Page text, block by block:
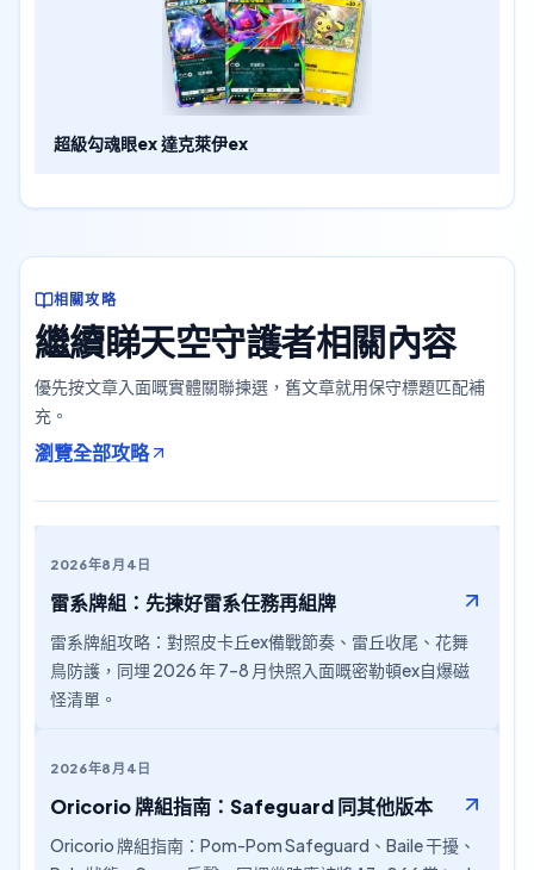
超級勾魂眼ex 達克萊伊ex
相關攻略
繼續睇天空守護者相關內容
優先按文章入面嘅實體關聯揀選，舊文章就用保守標題匹配補
充。
瀏覽全部攻略
2026年8月4日
雷系牌組：先揀好雷系任務再組牌
雷系牌組攻略：對照皮卡丘ex備戰節奏、雷丘收尾、花舞
鳥防護，同埋 2026 年 7–8 月快照入面嘅密勒頓ex自爆磁
怪清單。
2026年8月4日
Oricorio 牌組指南：Safeguard 同其他版本
Oricorio 牌組指南：Pom-Pom Safeguard、Baile 干擾、